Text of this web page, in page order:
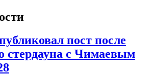
пост после
стердауна с Чимаевым